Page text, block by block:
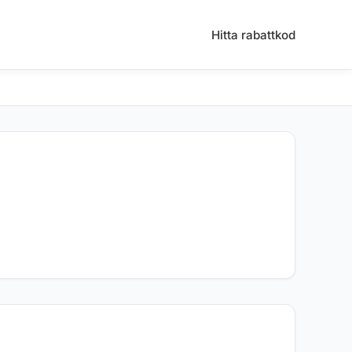
Hitta rabattkod